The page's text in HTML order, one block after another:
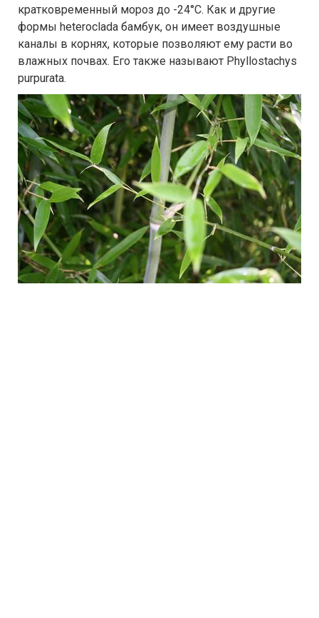
кратковременный мороз до -24°С. Как и другие
формы heteroclada бамбук, он имеет воздушные
каналы в корнях, которые позволяют ему расти во
влажных почвах. Его также называют Phyllostachys
purpurata.